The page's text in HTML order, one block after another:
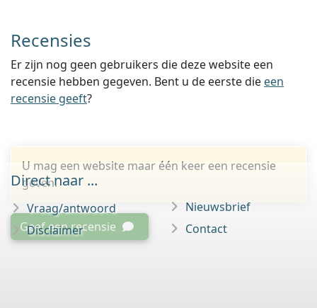
Recensies
Er zijn nog geen gebruikers die deze website een
recensie hebben gegeven. Bent u de eerste die een
recensie geeft?
U mag een website maar één keer een recensie
geven.
Geef een recensie
Direct naar ...
Vraag/antwoord
Disclaimer
Nieuwsbrief
Contact